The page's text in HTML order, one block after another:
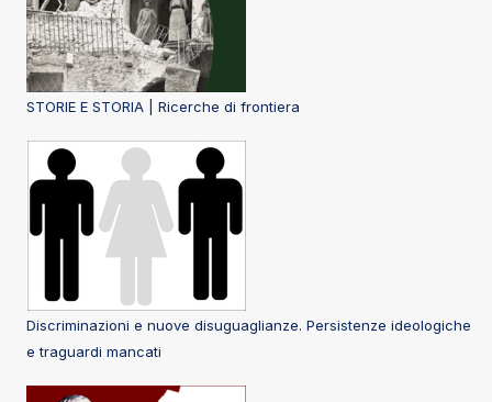
STORIE E STORIA | Ricerche di frontiera
Discriminazioni e nuove disuguaglianze. Persistenze ideologiche
e traguardi mancati